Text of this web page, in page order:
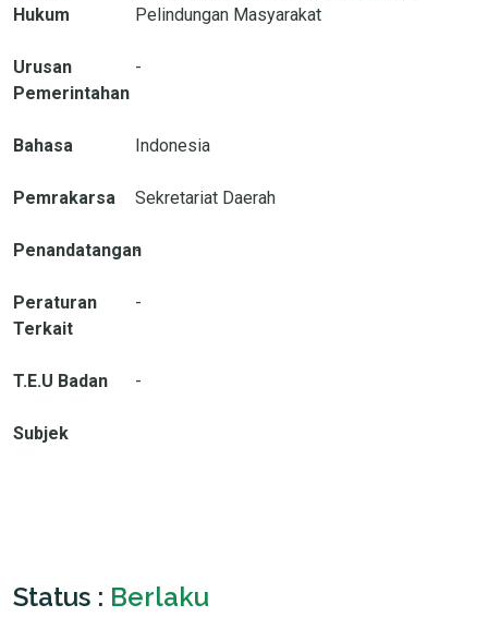
Hukum
Pelindungan Masyarakat
Urusan
Pemerintahan
-
Bahasa Indonesia
Pemrakarsa Sekretariat Daerah
Penandatangan
-
Peraturan
Terkait
-
T.E.U Badan -
Subjek
Status : Berlaku